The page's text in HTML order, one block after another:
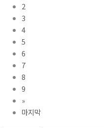
2
3
4
5
6
7
8
9
»
마지막